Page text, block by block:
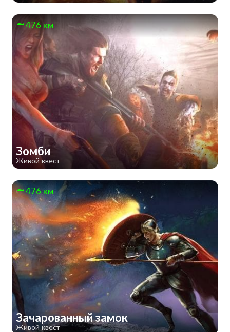
476 км
Зомби
Живой квест
476 км
Зачарованный замок
Живой квест